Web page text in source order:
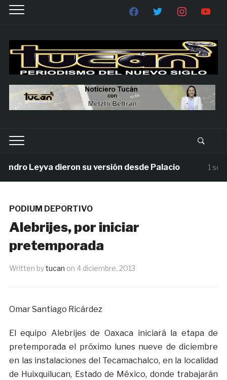
Leyva dieron su versión desde Palacio 1
PODIUM DEPORTIVO
Alebrijes, por iniciar
pretemporada
Written bytucan on 4 diciembre, 2013
Omar Santiago Ricárdez
El equipo Alebrijes de Oaxaca iniciará la etapa de
pretemporada el próximo lunes nueve de diciembre
en las instalaciones del Tecamachalco, en la localidad
de Huixquilucan, Estado de México, donde trabajarán